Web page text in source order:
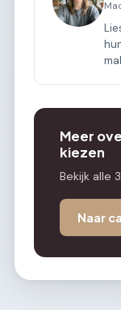
Meer
kiezen
Bekijk alle
Naar